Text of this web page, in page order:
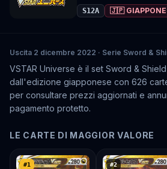
S12A 🇯🇵
Uscita 2 dicembre 2022 · Serie Sword &
VSTAR Universe è il set Sword &
dall'edizione giapponese con 626
per consultare prezzi aggiornati e
pagamento protetto.
LE CARTE DI MAGGIOR VALORE
#1 #2